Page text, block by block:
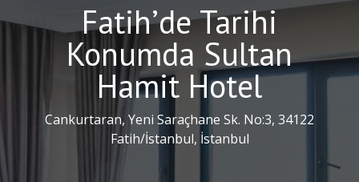
Fatih’de Tarihi
Konumda Sultan
Hamit Hotel
Cankurtaran, Yeni Saraçhane Sk. No:3, 34122
Fatih/İstanbul, İstanbul